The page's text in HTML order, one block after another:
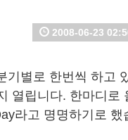
2008-06-23
기별로 한번씩 하고
열립니다. 한마디로
라고 명명하기로 했